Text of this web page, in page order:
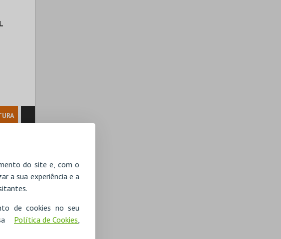
do site e, com o
a sua experiência e a
de cookies no seu
Política de Cookies,